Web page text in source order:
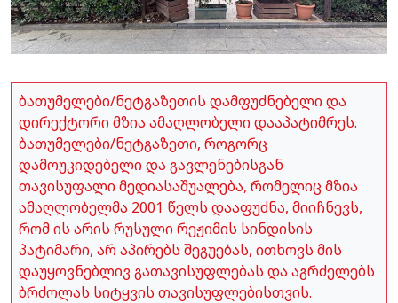
ბათუმელები/ნეტგაზეთის დამფუძნებელი და
დირექტორი მზია ამაღლობელი დააპატიმრეს.
ბათუმელები/ნეტგაზეთი, როგორც
დამოუკიდებელი და გავლენებისგან
თავისუფალი მედიასაშუალება, რომელიც მზია
ამაღლობელმა 2001 წელს დააფუძნა, მიიჩნევს,
რომ ის არის რუსული რეჟიმის სინდისის
პატიმარი, არ აპირებს შეგუებას, ითხოვს მის
დაუყოვნებლივ გათავისუფლებას და აგრძელებს
ბრძოლას სიტყვის თავისუფლებისთვის.